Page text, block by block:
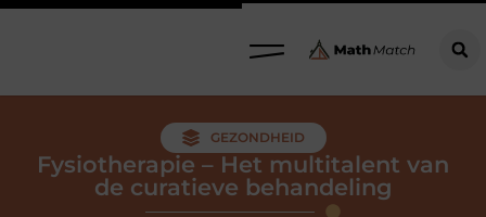
GEZONDHEID
Fysiotherapie – Het multitalent van
de curatieve behandeling